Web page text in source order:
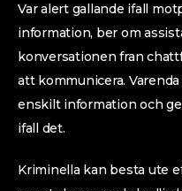
Var alert gallande ifall
information, ber om
konversationen fran
att kommunicera.
enskilt information och
ifall det.
Kriminella kan besta ute